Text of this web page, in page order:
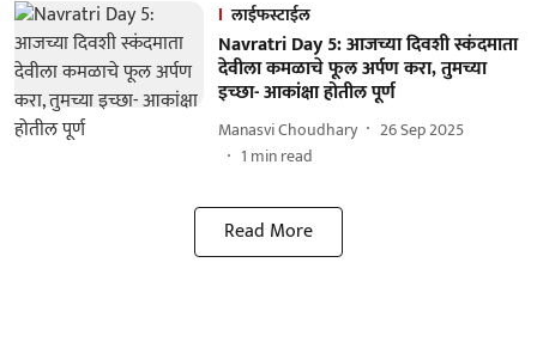
लाईफस्टाईल
Navratri Day 5: आजच्या दिवशी स्कंदमाता
देवीला कमळाचे फूल अर्पण करा, तुमच्या
इच्छा- आकांक्षा होतील पूर्ण
Manasvi Choudhary
26 Sep 2025
1 min read
Read More